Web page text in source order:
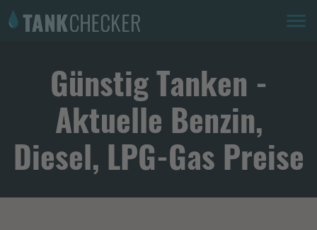
Günstig Tanken -
Aktuelle Benzin,
Diesel, LPG-Gas Preise